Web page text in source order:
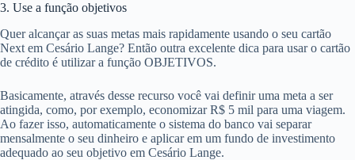
3. Use a função objetivos
Quer alcançar as suas metas mais rapidamente usando o seu cartão
Next em Cesário Lange? Então outra excelente dica para usar o cartão
de crédito é utilizar a função OBJETIVOS.
Basicamente, através desse recurso você vai definir uma meta a ser
atingida, como, por exemplo, economizar R$ 5 mil para uma viagem.
Ao fazer isso, automaticamente o sistema do banco vai separar
mensalmente o seu dinheiro e aplicar em um fundo de investimento
adequado ao seu objetivo em Cesário Lange.